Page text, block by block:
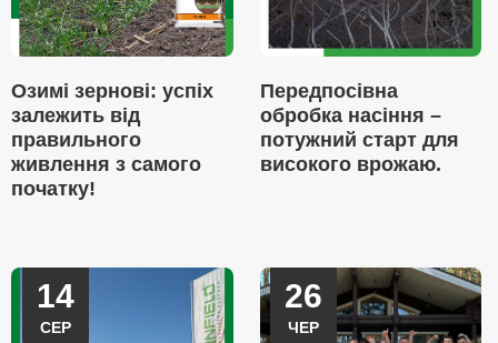
Озимі зернові: успіх
залежить від
правильного
живлення з самого
початку!
Передпосівна
обробка насіння –
потужний старт для
високого врожаю.
14
СЕР
26
ЧЕР